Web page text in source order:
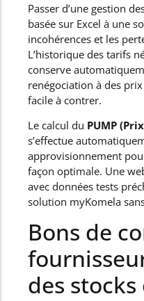
Passer d’une gestion
basée sur Excel à une
incohérences et les
L’historique des tarifs
conserve
renégociation à des
facile à contrer.
Le calcul du PUMP
s’effectue
approvisionnement
façon optimale. Une
avec données tests
solution myKomela
Bons de
des